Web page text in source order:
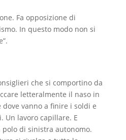
Fa opposizione di
In questo modo non si
che si comportino da
letteralmente il naso in
vanno a finire i soldi e
Un lavoro capillare. E
di sinistra autonomo.